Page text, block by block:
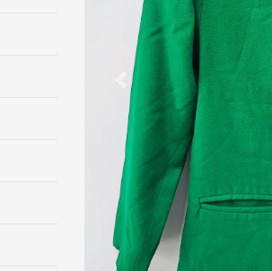
Previous